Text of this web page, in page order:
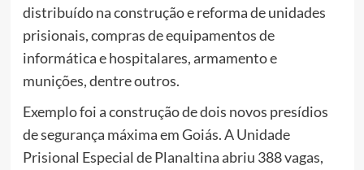
distribuído na construção e reforma de unidades
prisionais, compras de equipamentos de
informática e hospitalares, armamento e
munições, dentre outros.
Exemplo foi a construção de dois novos presídios
de segurança máxima em Goiás. A Unidade
Prisional Especial de Planaltina abriu 388 vagas,